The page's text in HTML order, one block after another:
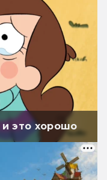
и это хорошо